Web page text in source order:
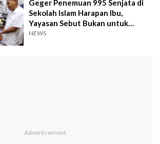
Geger Penemuan 995 Senjata di
Sekolah Islam Harapan Ibu,
Yayasan Sebut Bukan untuk
Ekskul Menembak
NEWS